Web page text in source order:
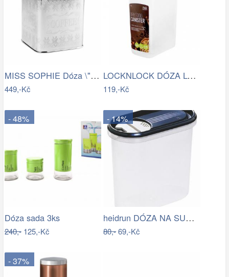
MISS SOPHIE Dóza \"Coffee\" 11,5 cm
449,-Kč
LOCKNLOCK DÓZA LOCK NA SUCHÉ POTRAVINY,…
119,-Kč
- 48%
Dóza sada 3ks
240,-125,-Kč
- 14%
heidrun DÓZA NA SUCHÉ POTRAVINY S VÍKEM…
80,-69,-Kč
- 37%